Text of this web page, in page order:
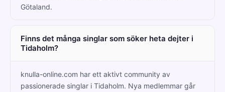
Götaland.
Finns det många singlar som söker heta dejter i
Tidaholm?
knulla-online.com har ett aktivt community av
passionerade singlar i Tidaholm. Nya medlemmar går